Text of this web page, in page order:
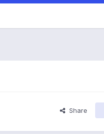
Share